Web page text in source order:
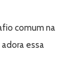
comum na
essa